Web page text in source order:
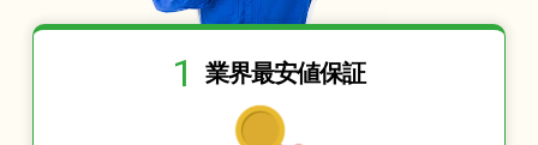
1 業界最安値保証